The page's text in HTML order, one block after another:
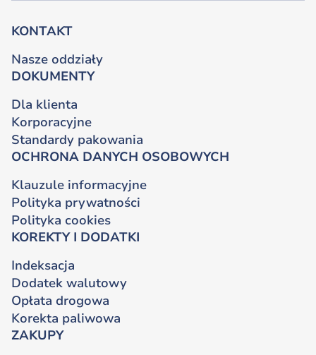
KONTAKT
Nasze oddziały
DOKUMENTY
Dla klienta
Korporacyjne
Standardy pakowania
OCHRONA DANYCH OSOBOWYCH
Klauzule informacyjne
Polityka prywatności
Polityka cookies
KOREKTY I DODATKI
Indeksacja
Dodatek walutowy
Opłata drogowa
Korekta paliwowa
ZAKUPY